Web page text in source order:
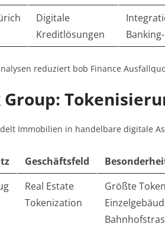
Digitale
Kreditlösungen
reduziert bob Finance
Immobilien in handelbare digitale
Geschäftsfeld
Real Estate
Tokenization
Größte